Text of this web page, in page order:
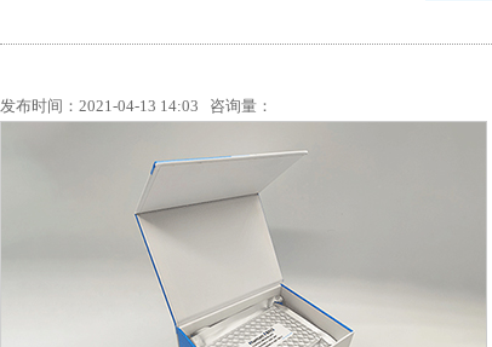
发布时间：2021-04-13 14:03 咨询量：